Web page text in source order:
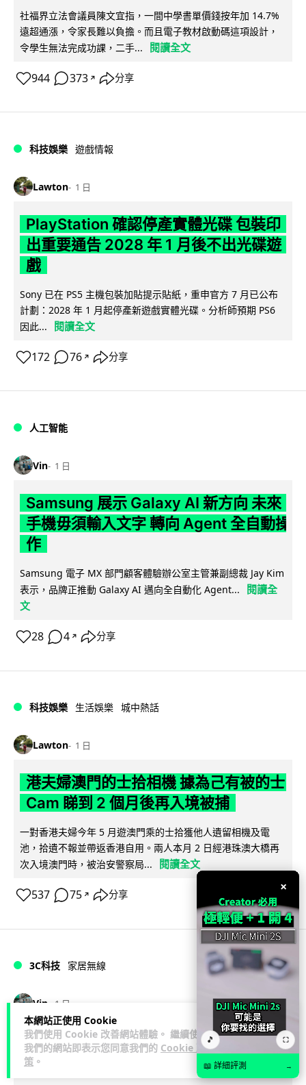
本網站正使用 Cookie
我們使用 Cookie 改善網站體驗。 繼續使用
我們的網站即表示您同意我們的 Cookie 政
策 。
社福界立法會議員陳文宜指，一間中學書單價錢按年加 14.7%
遠超通漲，令家長難以負擔。而且電子教材啟動碼這項設計，
令學生無法完成功課，二手...
閱讀全文
944 373 ↗ 分享
科技娛樂 遊戲情報
Lawton 1 日
PlayStation 確認停產實體光碟 包裝印
出重要通告 2028 年 1 月後不出光碟遊
戲
Sony 已在 PS5 主機包裝加貼提示貼紙，重申官方 7 月已公布
計劃：2028 年 1 月起停產新遊戲實體光碟。分析師預期 PS6
因此...
閱讀全文
172 76 ↗ 分享
人工智能
Vin 1 日
Samsung 展示 Galaxy AI 新方向 未來
手機毋須輸入文字 轉向 Agent 全自動操
作
Samsung 電子 MX 部門顧客體驗辦公室主管兼副總裁 Jay Kim
表示，品牌正推動 Galaxy AI 邁向全自動化 Agent...
閱讀全
文
28 4 ↗ 分享
科技娛樂 生活娛樂 城中熱話
Lawton 1 日
港夫婦澳門的士拾相機 據為己有被的士
Cam 睇到 2 個月後再入境被捕
一對香港夫婦今年 5 月遊澳門乘的士拾獲他人遺留相機及電
池，拾遺不報並帶返香港自用。兩人本月 2 日經港珠澳大橋再
次入境澳門時，被治安警察局...
閱讀全文
537 75 ↗ 分享
3C科技 家居無線
Vin 1 日
逾 20 款平價路由器爆後門 每 35 秒自
動連線回中國 全球 10 萬用家私隱堪憂
×
🎵 ⛶
📖 詳細評測 →